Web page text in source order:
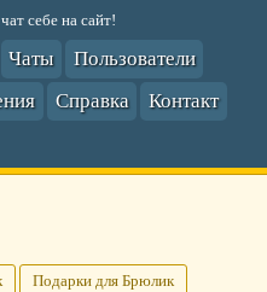
себе на сайт!
Чаты
Пользователи
Справка
Контакт
Подарки для Брюлик